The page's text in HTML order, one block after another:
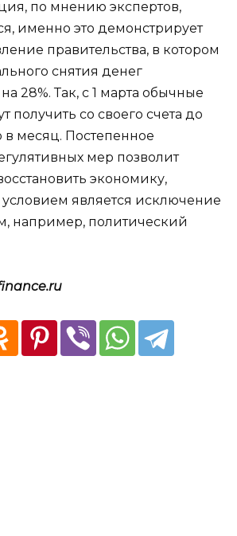
по мнению экспертов,
именно это демонстрирует
правительства, в котором
снятия денег
28%. Так, с 1 марта обычные
получить со своего счета до
в месяц. Постепенное
мер позволит
экономику,
является исключение
например, политический